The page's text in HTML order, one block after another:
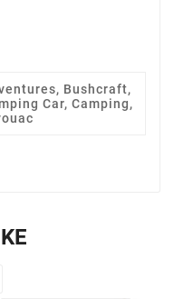
Bushcraft,
Car, Camping,